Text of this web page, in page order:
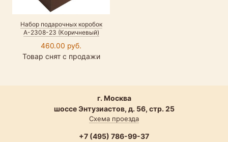
Набор подарочных коробок
А-2308-23 (Коричневый)
460.00 руб.
Товар снят с продажи
г. Москва
шоссе Энтузиастов, д. 56, стр. 25
Схема проезда
+7 (495) 786-99-37